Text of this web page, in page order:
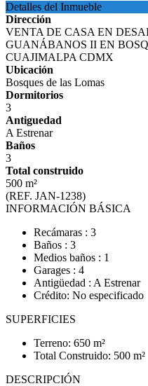
Detalles del Inmueble
Dirección
VENTA DE CASA EN
GUANÁBANOS II EN
CUAJIMALPA CDMX
Ubicación
Bosques de las Lomas
Dormitorios
3
Antiguedad
A Estrenar
Baños
3
Total construido
500 m²
(REF. JAN-1238)
INFORMACIÓN BÁSICA
Recámaras : 3
Baños : 3
Medios baños : 1
Garages : 4
Antigüedad : A Estrenar
Crédito: No especificado
SUPERFICIES
Terreno: 650 m²
Total Construido: 500 m²
DESCRIPCIÓN